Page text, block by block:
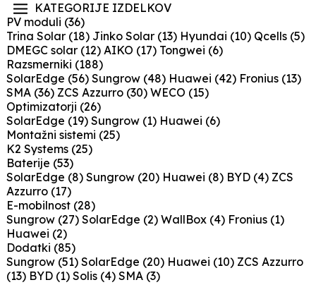
KATEGORIJE IZDELKOV
PV moduli (36)
Trina Solar (18) Jinko Solar (13) Hyundai (10) Qcells (5)
DMEGC solar (12) AIKO (17) Tongwei (6)
Razsmerniki (188)
SolarEdge (56) Sungrow (48) Huawei (42) Fronius (13)
SMA (36) ZCS Azzurro (30) WECO (15)
Optimizatorji (26)
SolarEdge (19) Sungrow (1) Huawei (6)
Montažni sistemi (25)
K2 Systems (25)
Baterije (53)
SolarEdge (8) Sungrow (20) Huawei (8) BYD (4) ZCS
Azzurro (17)
E-mobilnost (28)
Sungrow (27) SolarEdge (2) WallBox (4) Fronius (1)
Huawei (2)
Dodatki (85)
Sungrow (51) SolarEdge (20) Huawei (10) ZCS Azzurro
(13) BYD (1) Solis (4) SMA (3)